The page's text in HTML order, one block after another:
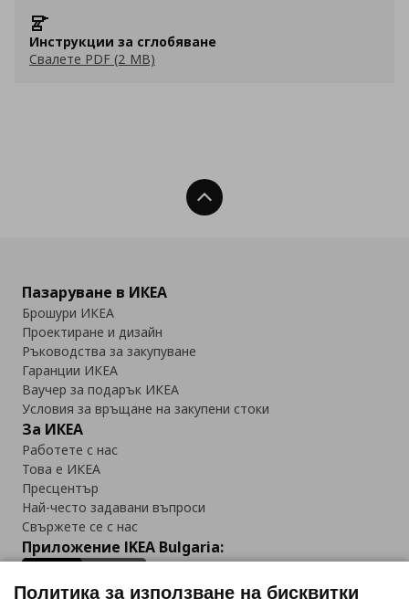
Инструкции за сглобяване
Свалете PDF (2 MB)
Нагоре
Пазаруване в ИКЕА
Брошури ИКЕА
Проектиране и дизайн
Ръководства за закупуване
Гаранции ИКЕА
Ваучер за подарък ИКЕА
Условия за връщане на закупени стоки
За ИКЕА
Работете с нас
Това е ИКЕА
Пресцентър
Най-често задавани въпроси
Свържете се с нас
Приложение IKEA Bulgaria:
Политика за използване на бисквитки